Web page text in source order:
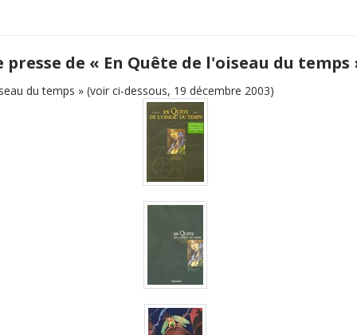
presse de « En Quête de l'oiseau du temps
du temps » (voir ci-dessous, 19 décembre 2003)